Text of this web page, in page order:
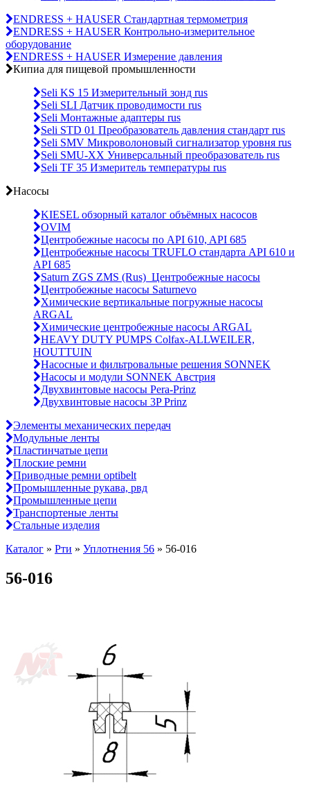
ENDRESS + HAUSER Стандартная термометрия
ENDRESS + HAUSER Контрольно-измерительное
оборудование
ENDRESS + HAUSER Измерение давления
Кипиа для пищевой промышленности
Seli KS 15 Измерительный зонд rus
Seli SLI Датчик проводимости rus
Seli Монтажные адаптеры rus
Seli STD 01 Преобразователь давления стандарт rus
Seli SMV Микроволоновый сигнализатор уровня rus
Seli SMU-ХХ Универсальный преобразователь rus
Seli TF 35 Измеритель температуры rus
Насосы
KIESEL обзорный каталог объёмных насосов
OVIM
Центробежные насосы по API 610, API 685
Центробежные насосы TRUFLO стандарта API 610 и
API 685
Saturn ZGS ZMS (Rus)_Центробежные насосы
Центробежные насосы Saturnevo
Химические вертикальные погружные насосы
ARGAL
Химические центробежные насосы ARGAL
HEAVY DUTY PUMPS Colfax-ALLWEILER,
HOUTTUIN
Насосные и фильтровальные решения SONNEK
Насосы и модули SONNEK Австрия
Двухвинтовые насосы Pera-Prinz
Двухвинтовые насосы 3P Prinz
Элементы механических передач
Модульные ленты
Пластинчатые цепи
Плоские ремни
Приводные ремни optibelt
Промышленные рукава, рвд
Промышленные цепи
Транспортеные ленты
Стальные изделия
Каталог » Рти » Уплотнения 56 » 56-016
56-016